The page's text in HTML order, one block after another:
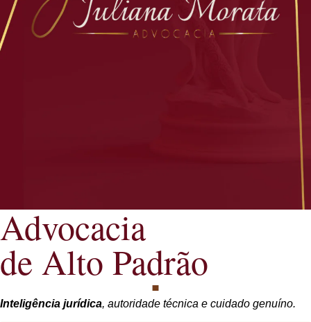
Advocacia
de Alto Padrão
Inteligência jurídica, autoridade técnica e cuidado genuíno.